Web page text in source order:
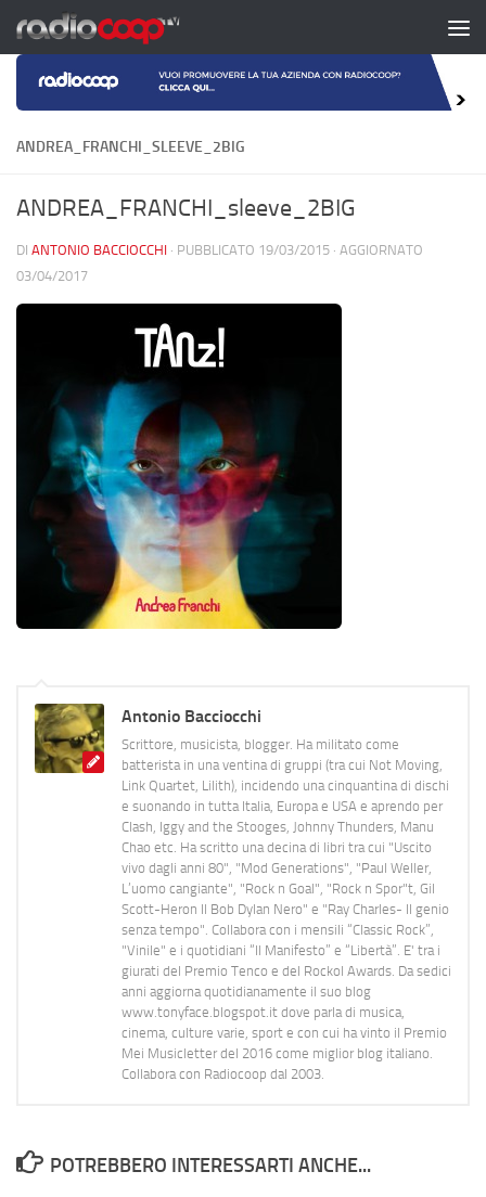
Salta al contenuto
ANDREA_FRANCHI_SLEEVE_2BIG
ANDREA_FRANCHI_sleeve_2BIG
DI ANTONIO BACCIOCCHI · PUBBLICATO 19/03/2015 · AGGIORNATO
03/04/2017
Antonio Bacciocchi
Scrittore, musicista, blogger. Ha militato come
batterista in una ventina di gruppi (tra cui Not Moving,
Link Quartet, Lilith), incidendo una cinquantina di dischi
e suonando in tutta Italia, Europa e USA e aprendo per
Clash, Iggy and the Stooges, Johnny Thunders, Manu
Chao etc. Ha scritto una decina di libri tra cui "Uscito
vivo dagli anni 80", "Mod Generations", "Paul Weller,
L’uomo cangiante", "Rock n Goal", "Rock n Spor"t, Gil
Scott-Heron Il Bob Dylan Nero" e "Ray Charles- Il genio
senza tempo". Collabora con i mensili “Classic Rock”,
"Vinile" e i quotidiani “Il Manifesto” e “Libertà”. E' tra i
giurati del Premio Tenco e del Rockol Awards. Da sedici
anni aggiorna quotidianamente il suo blog
www.tonyface.blogspot.it dove parla di musica,
cinema, culture varie, sport e con cui ha vinto il Premio
Mei Musicletter del 2016 come miglior blog italiano.
Collabora con Radiocoop dal 2003.
POTREBBERO INTERESSARTI ANCHE...